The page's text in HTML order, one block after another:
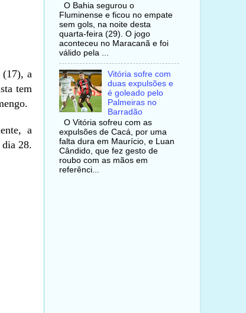
(17), a
tem
a
28.
O Bahia segurou o
Fluminense e ficou no empate
sem gols, na noite desta
quarta-feira (29). O jogo
aconteceu no Maracanã e foi
válido pela ...
Vitória sofre com
duas expulsões e
é goleado pelo
Palmeiras no
Barradão
O Vitória sofreu com as
expulsões de Cacá, por uma
falta dura em Maurício, e Luan
Cândido, que fez gesto de
roubo com as mãos em
referênci...